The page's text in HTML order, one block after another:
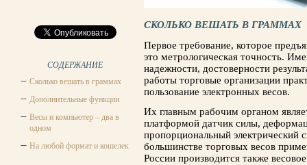
СОДЕРЖАНИЕ
Сколько вешать в граммах
Дополнительные функции
Весы и компьютер – два в
одном
На любой формат и кошелек
СКОЛЬКО ВЕШАТЬ В ГРАММАХ
Первое требование, которое
это метрологическая точность.
надежности, досто­верности
работы торговые организации
пользование электронных весов.
Их главным рабочим органом
платфор­мой датчик силы,
пропорциональный электрический
большинстве торговых ве­сов
России производится также